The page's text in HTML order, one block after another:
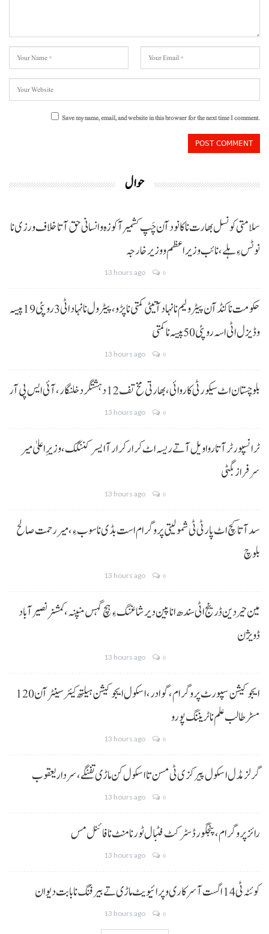
Save my name, email, and website in this browser for the next time I comment.
حوال
سلامتی کونسل بھارت نا کانود آن چَپ کشمیر آ کوزہ و انسانی حق آتا خلاف ورزی نا
نوٹس ءِ ہلے،نائب وزیراعظم و وزیر خارجہ
13 hours ago 0
حکومت نا کنڈ آن پیٹرولیم نا نہاد آتیٹی کمتی نا پڑو،پیٹرول نا نہاد اٹی 3 روپئی 19 پیسہ
و ڈیزل اٹی اسہ روپئی 50 پیسہ نا کمتی
13 hours ago 0
بلوچستان اٹ سیکورٹی کاروائی، بھارتی مخ تف 12 دہشتگرد خلنگار،آئی ایس پی آر
13 hours ago 0
ٹرانسپورٹر آتا روا ویل آتے ریسہ اٹ کرار کرار آ ایسر کننگک ،وزیرِ اعلیٰ میر
سرفراز بگٹی
13 hours ago 0
سد آتا کچ اٹ پارٹی ٹی شمولیتی پروگرام است بڈی نا سوب ءِ،میر رحمت صالح
بلوچ
13 hours ago 0
مین حیردین ڈرینج اٹی سندھ انا پین دیر شاغنگ ءِ ہچ گہس منپنہ،کمشنر نصیرآباد
ڈویژن
13 hours ago 0
ایجوکیشن سپورٹ پروگرام،گوادر، اسکول ایجوکیشن ہیلتھ کیئر سینٹر آن 120
مسڑ طالب علم نا ٹریننگ پورو
13 hours ago 0
گرلز مڈل اسکول پیرکزی ٹی مسن تا اسکول کن ماڑی تفنگے، سردار یعقوب
13 hours ago 0
رائز پروگرام، پنجگور ڈسٹرکٹ فٹبال ٹورنامنٹ نا فائنل مس
13 hours ago 0
کوئٹہ ٹی 14 اگست آ سرکاری و پرائیویٹ ماڑی تے بیرفنگ نا بابت دیوان
13 hours ago 0